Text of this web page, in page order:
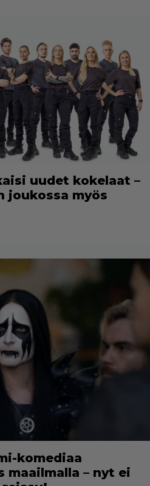
uudet kokelaat –
joukossa myös
komediaa
maailmalla – nyt ei